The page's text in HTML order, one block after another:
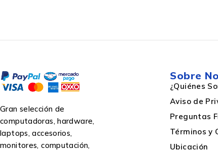
Fuente de alimentación incluida
Conector eléctrico
Gran selección de
computadoras, hardware,
laptops, accesorios,
monitores, computación,
Sobre
¿Quiénes
Aviso de
Preguntas
Términos y
Ubicación